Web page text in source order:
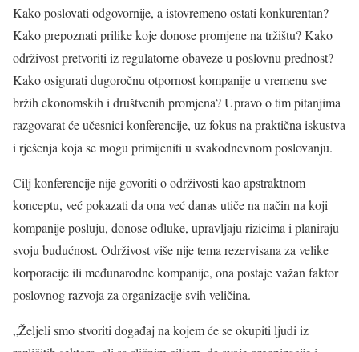
Kako poslovati odgovornije, a istovremeno ostati konkurentan?
Kako prepoznati prilike koje donose promjene na tržištu? Kako
održivost pretvoriti iz regulatorne obaveze u poslovnu prednost?
Kako osigurati dugoročnu otpornost kompanije u vremenu sve
bržih ekonomskih i društvenih promjena? Upravo o tim pitanjima
razgovarat će učesnici konferencije, uz fokus na praktična iskustva
i rješenja koja se mogu primijeniti u svakodnevnom poslovanju.
Cilj konferencije nije govoriti o održivosti kao apstraktnom
konceptu, već pokazati da ona već danas utiče na način na koji
kompanije posluju, donose odluke, upravljaju rizicima i planiraju
svoju budućnost. Održivost više nije tema rezervisana za velike
korporacije ili međunarodne kompanije, ona postaje važan faktor
poslovnog razvoja za organizacije svih veličina.
„Željeli smo stvoriti događaj na kojem će se okupiti ljudi iz